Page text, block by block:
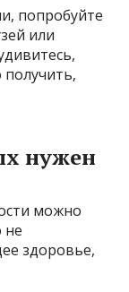
попробуйте
или
нужен
можно
не
здоровье,